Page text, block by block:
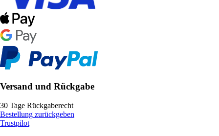
Versand und Rückgabe
30 Tage Rückgaberecht
Bestellung zurückgeben
Trustpilot